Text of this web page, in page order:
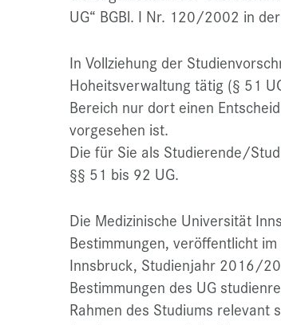
UG“ BGBl. I Nr. 120/2002 in
In Vollziehung der
Hoheitsverwaltung tätig (§ 51
Bereich nur dort einen
vorgesehen ist.
Die für Sie als Studierende/
§§ 51 bis 92 UG.
Die Medizinische Universität
Bestimmungen, veröffentlicht
Innsbruck, Studienjahr 2016/
Bestimmungen des UG
Rahmen des Studiums relevant